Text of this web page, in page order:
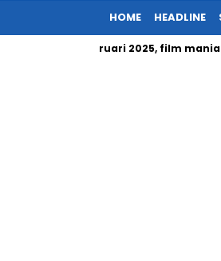
HOME HEADLINE
Februari 2025, film mania